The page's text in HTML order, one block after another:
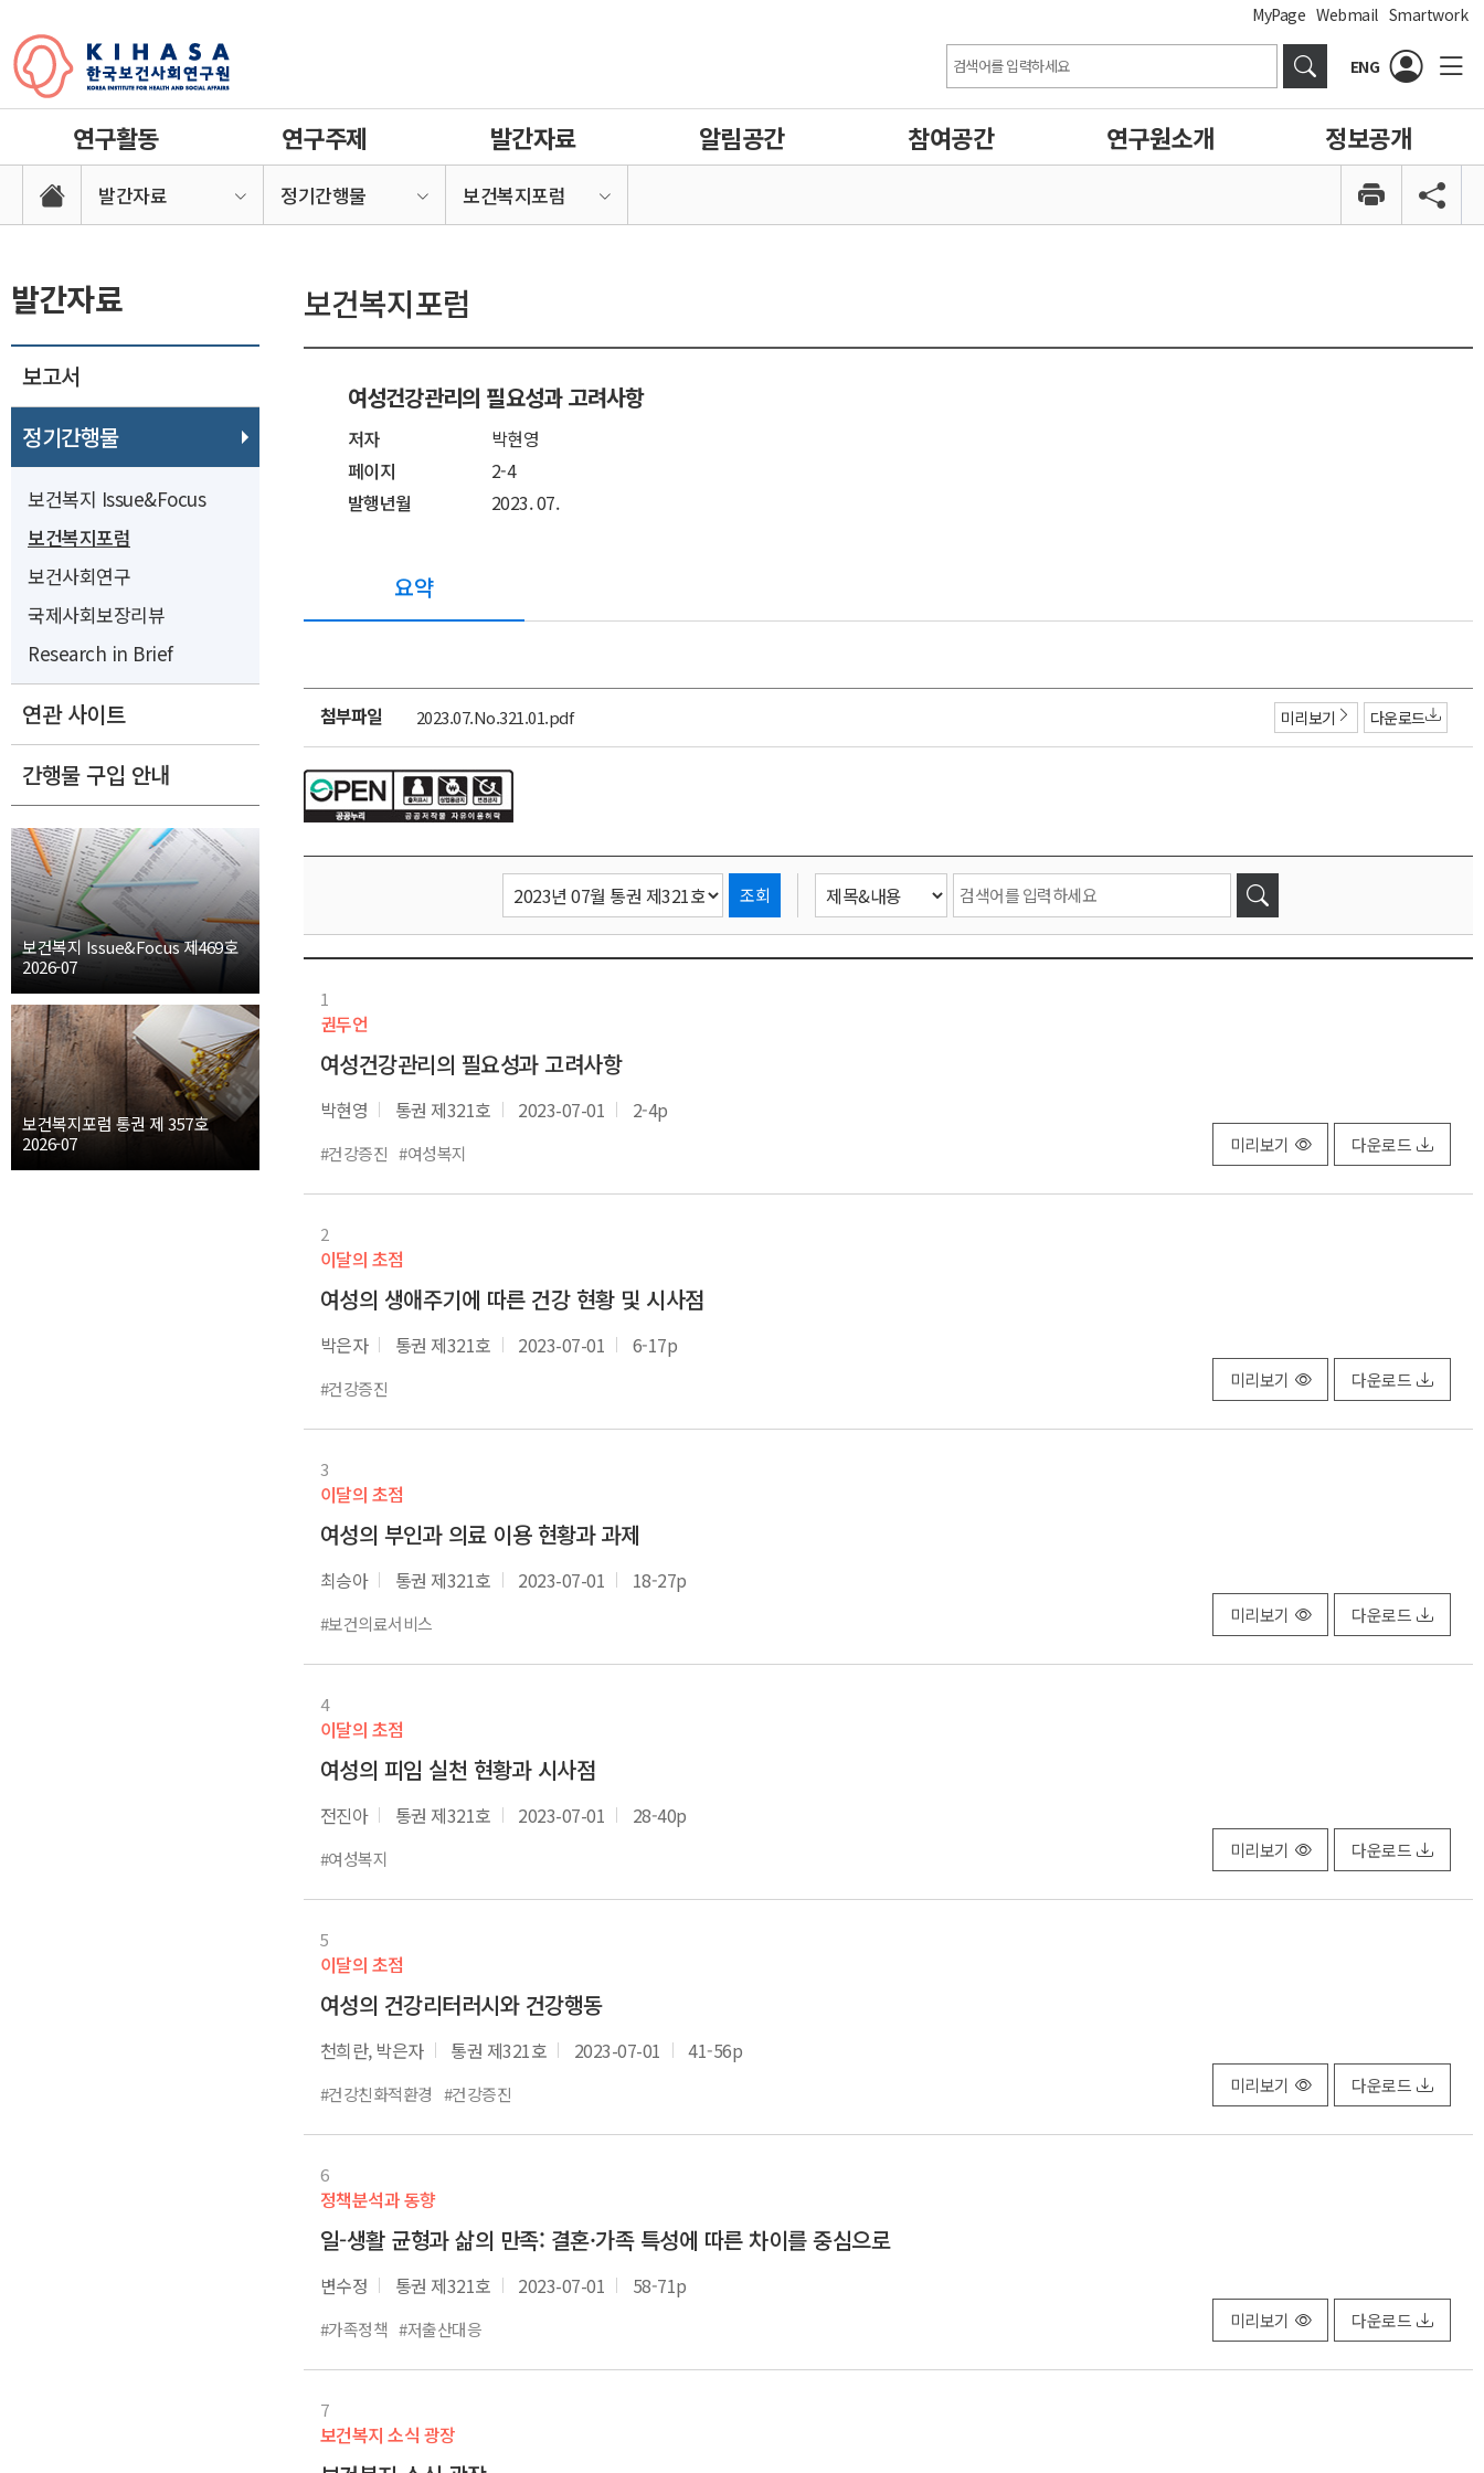
MyPage Webmail Smartwork
ENG
연구활동 연구주제 발간자료 알림공간 참여공간 연구원소개 정보공개
발간자료 정기간행물 보건복지포럼
발간자료
보고서
정기간행물
보건복지 Issue&Focus
보건복지포럼
보건사회연구
국제사회보장리뷰
Research in Brief
연관 사이트
간행물 구입 안내
보건복지 Issue&Focus 제469호
2026-07
보건복지포럼 통권 제 357호
2026-07
보건복지포럼
여성건강관리의 필요성과 고려사항
저자
박현영
페이지
2-4
발행년월
2023. 07.
요약
첨부파일
첨
부
파
일
2023.07.No.321.01.pdf 미리보기 다운로드
조회
1
권두언
여성건강관리의 필요성과 고려사항
박현영 통권 제321호 2023-07-01 2-4p
#건강증진 #여성복지 미리보기 다운로드
2
이달의 초점
여성의 생애주기에 따른 건강 현황 및 시사점
박은자 통권 제321호 2023-07-01 6-17p
#건강증진 미리보기 다운로드
3
이달의 초점
여성의 부인과 의료 이용 현황과 과제
최승아 통권 제321호 2023-07-01 18-27p
#보건의료서비스 미리보기 다운로드
4
이달의 초점
여성의 피임 실천 현황과 시사점
전진아 통권 제321호 2023-07-01 28-40p
#여성복지 미리보기 다운로드
5
이달의 초점
여성의 건강리터러시와 건강행동
천희란, 박은자 통권 제321호 2023-07-01 41-56p
#건강친화적환경 #건강증진 미리보기 다운로드
6
정책분석과 동향
일-생활 균형과 삶의 만족: 결혼·가족 특성에 따른 차이를 중심으로
변수정 통권 제321호 2023-07-01 58-71p
#가족정책 #저출산대응 미리보기 다운로드
7
보건복지 소식 광장